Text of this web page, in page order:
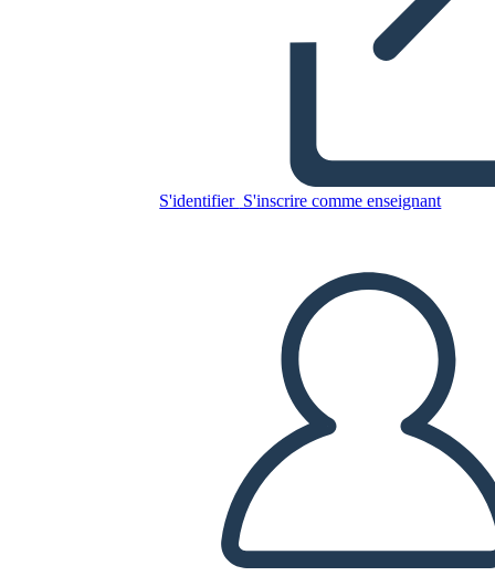
S'identifier S'inscrire comme enseignant
Grille 1x3
Copiez ce storyboard
CRÉER UN STORYBOARD
LIRE LE DIAPORAMA
LIS-MOI